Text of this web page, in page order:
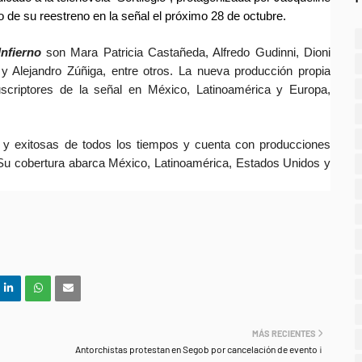
su reestreno en la señal el próximo 28 de octubre.
son Mara Patricia Castañeda, Alfredo Gudinni, Dioni
Alejandro Zúñiga, entre otros. La nueva producción propia
de la señal en México, Latinoamérica y Europa,
exitosas de todos los tiempos y cuenta con producciones
cobertura abarca México, Latinoamérica, Estados Unidos y
MÁS RECIENTES
Antorchistas protestan en Segob por cancelación de evento ¡